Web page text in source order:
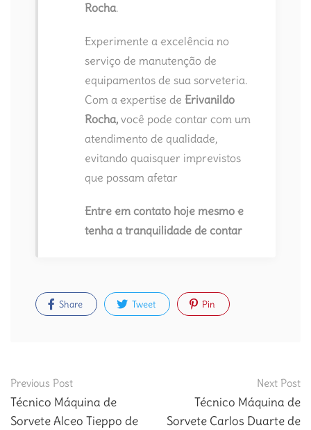
Rocha.
Experimente a excelência no
serviço de manutenção de
equipamentos de sua sorveteria.
Com a expertise de Erivanildo
Rocha, você pode contar com um
atendimento de qualidade,
evitando quaisquer imprevistos
que possam afetar
Entre em contato hoje mesmo e
tenha a tranquilidade de contar
Share Tweet Pin
Post
navigation
Previous Post
Técnico Máquina de
Sorvete Alceo Tieppo de
Next Post
Técnico Máquina de
Sorvete Carlos Duarte de